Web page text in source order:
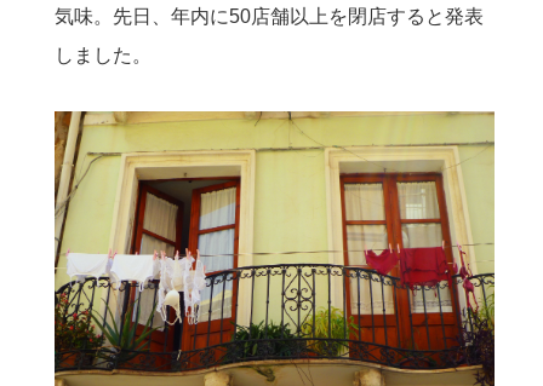
気味。先日、年内に50店舗以上を閉店すると発表
しました。